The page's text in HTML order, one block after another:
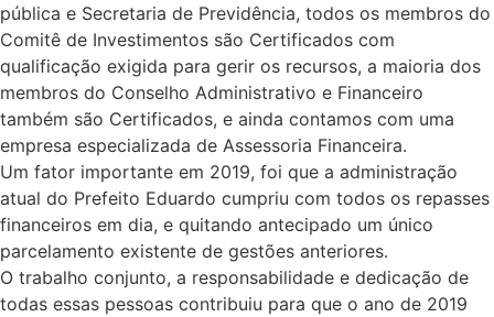
pública e Secretaria de Previdência, todos os membros do
Comitê de Investimentos são Certificados com
qualificação exigida para gerir os recursos, a maioria dos
membros do Conselho Administrativo e Financeiro
também são Certificados, e ainda contamos com uma
empresa especializada de Assessoria Financeira.
Um fator importante em 2019, foi que a administração
atual do Prefeito Eduardo cumpriu com todos os repasses
financeiros em dia, e quitando antecipado um único
parcelamento existente de gestões anteriores.
O trabalho conjunto, a responsabilidade e dedicação de
todas essas pessoas contribuiu para que o ano de 2019